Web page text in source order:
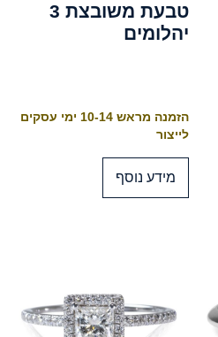
טבעת משובצת 3
יהלומים
הזמנה מראש 10-14 ימי עסקים
לייצור
מידע נוסף